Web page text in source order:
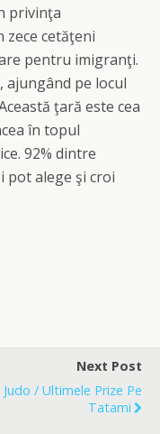
privinţa
cetăţeni
pentru imigranţi.
ajungând pe locul
ţară este cea
în topul
92% dintre
pot alege şi croi
Next Post
Judo / Ultimele Prize Pe
Tatami